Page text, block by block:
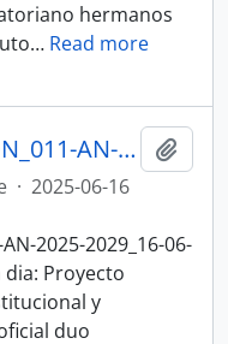
hermanos
… Read more
005_VOTACIONES_SESION_011-AN-2025-2029_16-06-25SESION DE PLENO N 011 ASAMBLEA NACIONAL 2025-2027
· 2025-06-16
AN-2025-2029_16-06-
Proyecto
y
duo